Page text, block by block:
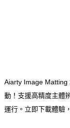
Aiarty Image Matting
動！支援高精度主體
運行。立即下載體驗